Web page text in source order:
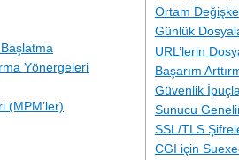
Yönergeleri
(MPM’ler)
Ortam
Günlük
URL’lerin
Başarım
Güvenlik
Sunucu
SSL/TLS
CGI için